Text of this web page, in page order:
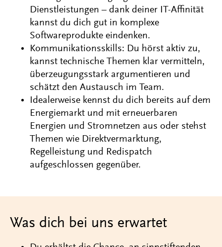
Dienstleistungen – dank deiner IT-Affinität
kannst du dich gut in komplexe
Softwareprodukte eindenken.
Kommunikationsskills: Du hörst aktiv zu,
kannst technische Themen klar vermitteln,
überzeugungsstark argumentieren und
schätzt den Austausch im Team.
Idealerweise kennst du dich bereits auf dem
Energiemarkt und mit erneuerbaren
Energien und Stromnetzen aus oder stehst
Themen wie Direktvermarktung,
Regelleistung und Redispatch
aufgeschlossen gegenüber.
Was dich bei uns erwartet